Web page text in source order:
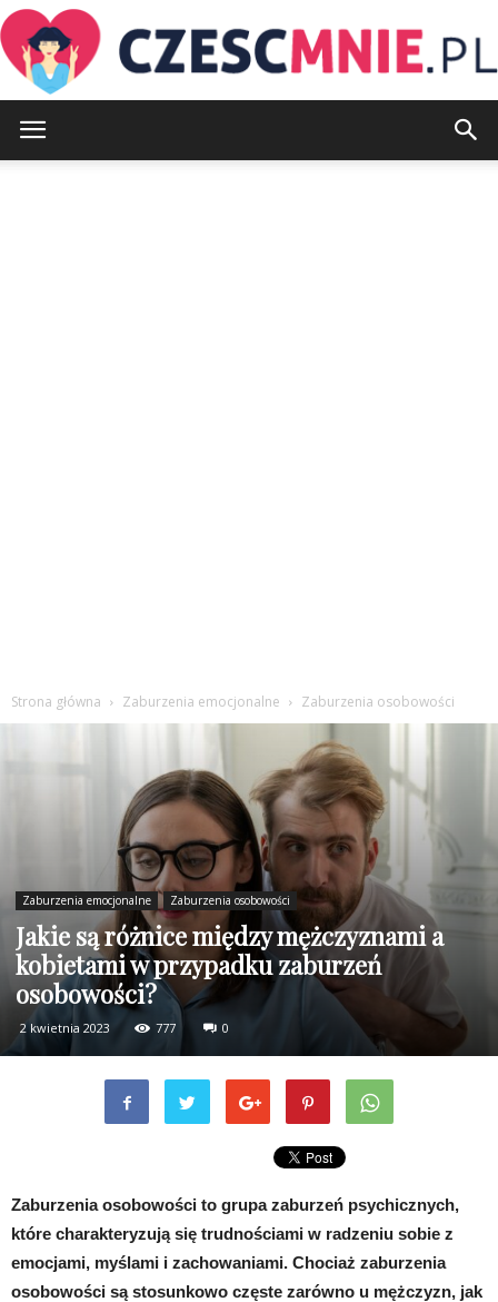
Strona główna Zaburzenia emocjonalne Zaburzenia osobowości
Zaburzenia emocjonalne Zaburzenia osobowości
Jakie są różnice między mężczyznami a
kobietami w przypadku zaburzeń
osobowości?
2 kwietnia 2023 777 0
Zaburzenia osobowości to grupa zaburzeń psychicznych,
które charakteryzują się trudnościami w radzeniu sobie z
emocjami, myślami i zachowaniami. Chociaż zaburzenia
osobowości są stosunkowo częste zarówno u mężczyzn, jak